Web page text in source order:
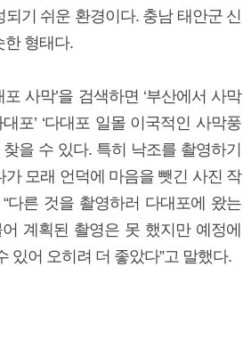
기 쉬운 환경이다. 충남 태안군 신
한 형태다.
포 사막’을 검색하면 ‘부산에서 사막
포’ ‘다대포 일몰 이국적인 사막풍
찾을 수 있다. 특히 낙조를 촬영하기
모래 언덕에 마음을 뺏긴 사진 작
다른 것을 촬영하러 다대포에 왔는
계획된 촬영은 못 했지만 예정에
있어 오히려 더 좋았다”고 말했다.